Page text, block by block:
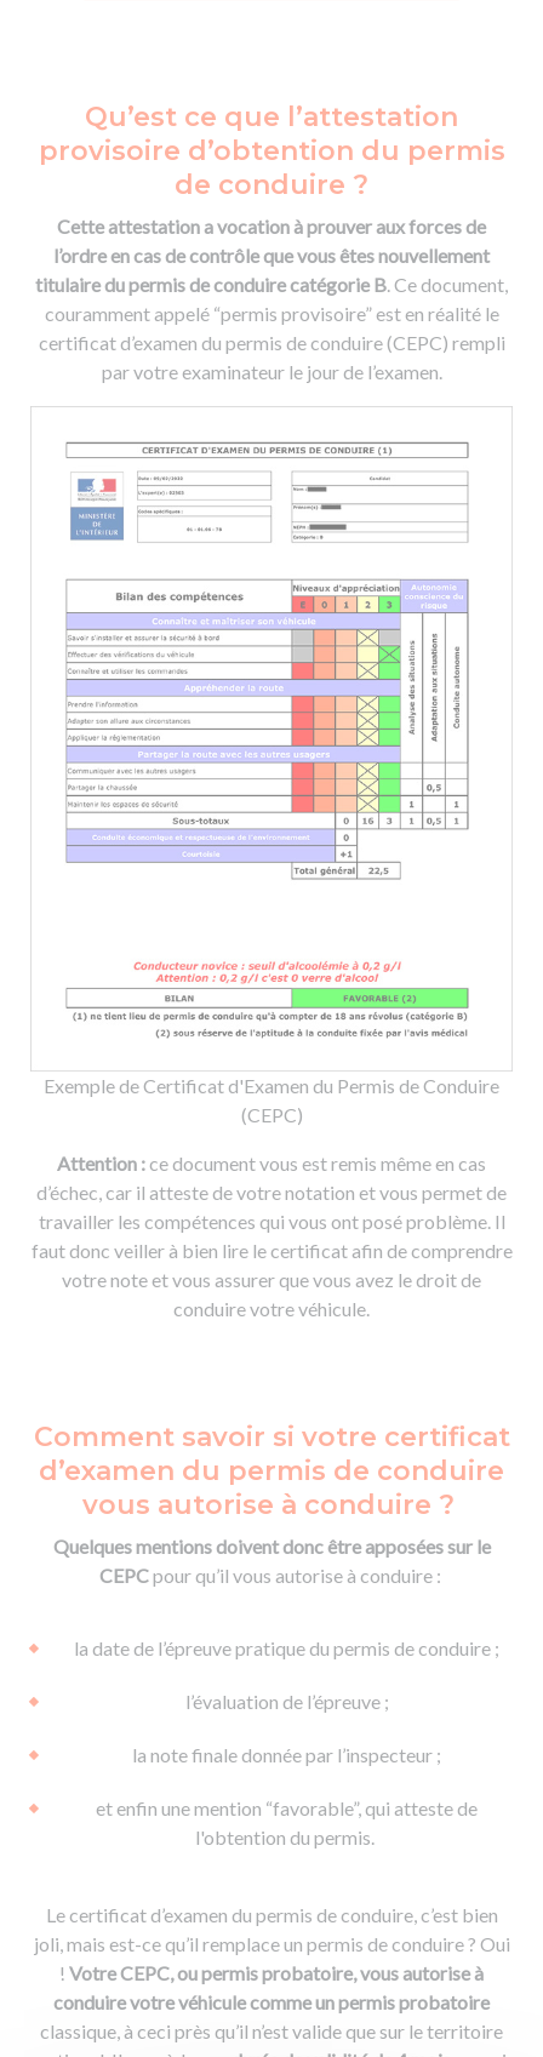
Qu’est ce que l’attestation
provisoire d’obtention du permis
de conduire ?
Cette attestation a vocation à prouver aux forces de
l’ordre en cas de contrôle que vous êtes nouvellement
titulaire du permis de conduire catégorie B. Ce document,
couramment appelé “permis provisoire” est en réalité le
certificat d’examen du permis de conduire (CEPC) rempli
par votre examinateur le jour de l’examen.
Exemple de Certificat d'Examen du Permis de Conduire
(CEPC)
Attention :ce document vous est remis même en cas
d’échec, car il atteste de votre notation et vous permet de
travailler les compétences qui vous ont posé problème. Il
faut donc veiller à bien lire le certificat afin de comprendre
votre note et vous assurer que vous avez le droit de
conduire votre véhicule.
Comment savoir si votre certificat
d’examen du permis de conduire
vous autorise à conduire ?
Quelques mentions doivent donc être apposées sur le
CEPCpour qu’il vous autorise à conduire :
la date de l’épreuve pratique du permis de conduire ;
l’évaluation de l’épreuve ;
la note finale donnée par l’inspecteur ;
et enfin une mention “favorable”, qui atteste de
l'obtention du permis.
Le certificat d’examen du permis de conduire, c’est bien
joli, mais est-ce qu’il remplace un permis de conduire ? Oui
! Votre CEPC, ou permis probatoire, vous autorise à
conduire votre véhicule comme un permis probatoire
classique, à ceci près qu’il n’est valide que sur le territoire